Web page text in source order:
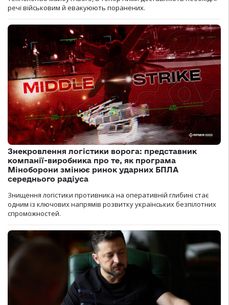
речі військовим й евакуюють поранених.
Знекровлення логістики ворога: представник
компанії-виробника про те, як програма
Міноборони змінює ринок ударних БПЛА
середнього радіуса
Знищення логістики противника на оперативній глибині стає
одним із ключових напрямів розвитку українських безпілотних
спроможностей.